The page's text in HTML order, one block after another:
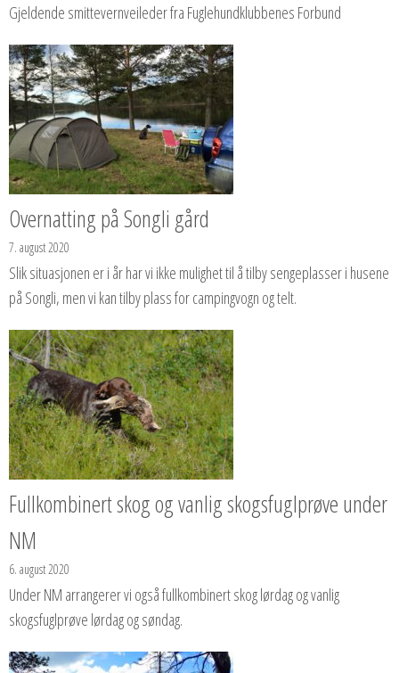
Gjeldende smittevernveileder fra Fuglehundklubbenes Forbund
Overnatting på Songli gård
7. august 2020
Slik situasjonen er i år har vi ikke mulighet til å tilby sengeplasser i husene
på Songli, men vi kan tilby plass for campingvogn og telt.
Fullkombinert skog og vanlig skogsfuglprøve under
NM
6. august 2020
Under NM arrangerer vi også fullkombinert skog lørdag og vanlig
skogsfuglprøve lørdag og søndag.